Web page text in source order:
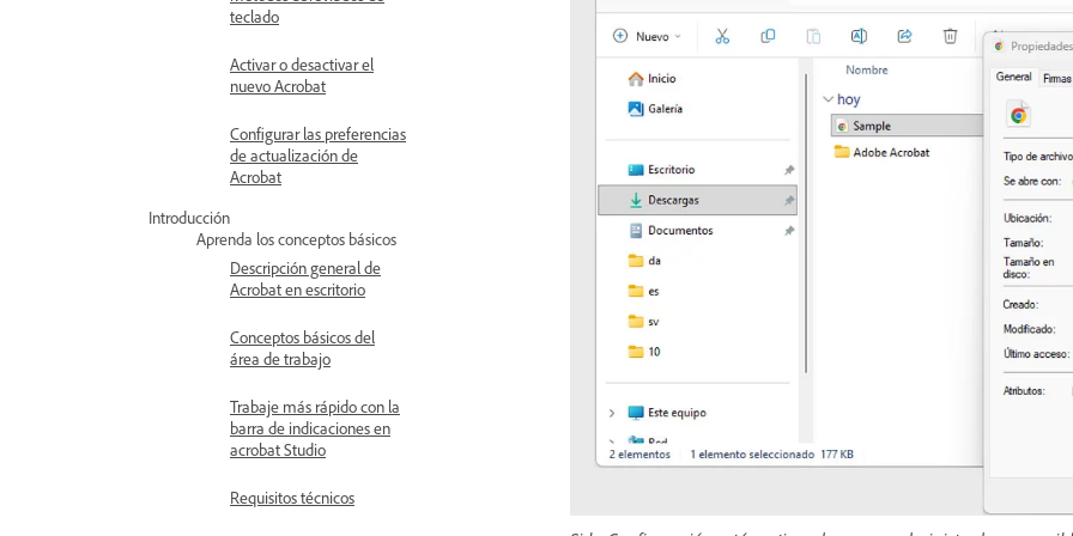
teclado
Activar o desactivar el
nuevo Acrobat
Configurar las preferencias
de actualización de
Acrobat
Introducción
Aprenda los conceptos básicos
Descripción general de
Acrobat en escritorio
Conceptos básicos del
área de trabajo
Trabaje más rápido con la
barra de indicaciones en
acrobat Studio
Requisitos técnicos